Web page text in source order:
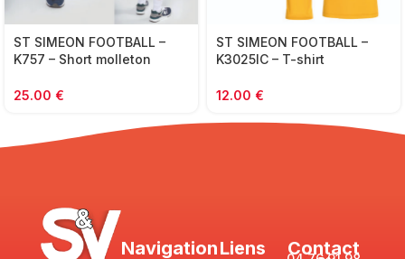
ST SIMEON FOOTBALL –
K757 – Short molleton
25.00 €
ST SIMEON FOOTBALL –
K3025IC – T-shirt
bleu royal royal
12.00 €
NavigationLiens
Contact